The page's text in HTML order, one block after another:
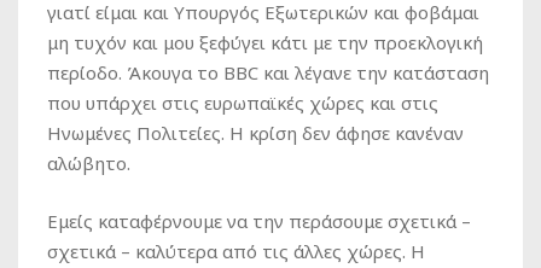
γιατί είμαι και Υπουργός Εξωτερικών και φοβάμαι
μη τυχόν και μου ξεφύγει κάτι με την προεκλογική
περίοδο. Άκουγα το BBC και λέγανε την κατάσταση
που υπάρχει στις ευρωπαϊκές χώρες και στις
Ηνωμένες Πολιτείες. Η κρίση δεν άφησε κανέναν
αλώβητο.
Εμείς καταφέρνουμε να την περάσουμε σχετικά –
σχετικά – καλύτερα από τις άλλες χώρες. Η